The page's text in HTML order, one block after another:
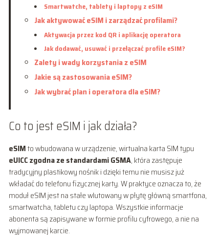
Smartwatche, tablety i laptopy z eSIM
Jak aktywować eSIM i zarządzać profilami?
Aktywacja przez kod QR i aplikację operatora
Jak dodawać, usuwać i przełączać profile eSIM?
Zalety i wady korzystania z eSIM
Jakie są zastosowania eSIM?
Jak wybrać plan i operatora dla eSIM?
Co to jest eSIM i jak działa?
eSIMto wbudowana w urządzenie, wirtualna karta SIM typu
eUICC zgodna ze standardami GSMA, która zastępuje
tradycyjny plastikowy nośnik i dzięki temu nie musisz już
wkładać do telefonu fizycznej karty. W praktyce oznacza to, że
moduł eSIM jest na stałe wlutowany w płytę główną smartfona,
smartwatcha, tabletu czy laptopa. Wszystkie informacje
abonenta są zapisywane w formie profilu cyfrowego, a nie na
wyjmowanej karcie.